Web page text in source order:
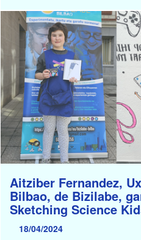
Aitziber Fernandez,
Bilbao, de Bizilabe,
Sketching Science
18/04/2024